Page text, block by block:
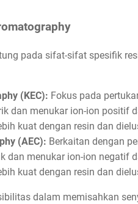
pada sifat-sifat spesifik
(KEC): Fokus pada
dan menukar ion-ion positif
kuat dengan resin dan
(AEC): Berkaitan dengan
dan menukar ion-ion negatif
kuat dengan resin dan
dalam memisahkan